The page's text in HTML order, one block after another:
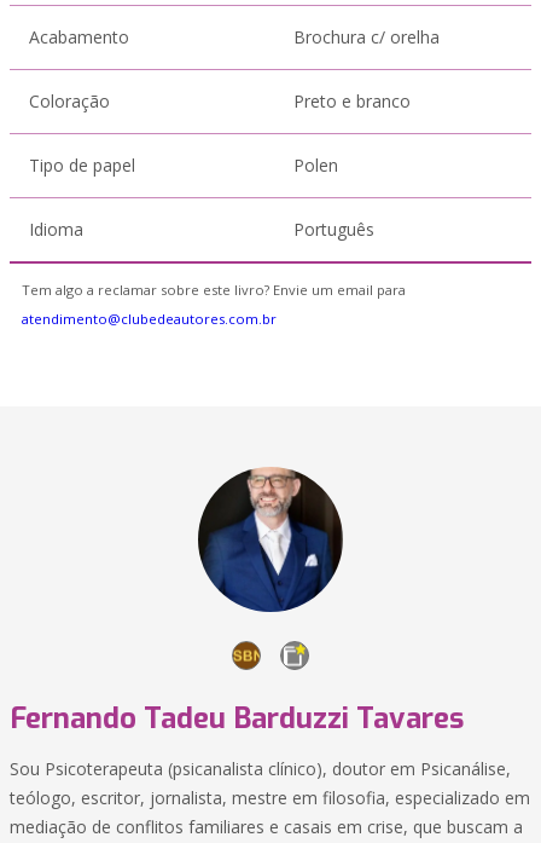
Acabamento Brochura c/ orelha
Coloração Preto e branco
Tipo de papel Polen
Idioma Português
Tem algo a reclamar sobre este livro? Envie um email para
atendimento@clubedeautores.com.br
Fernando Tadeu Barduzzi Tavares
Sou Psicoterapeuta (psicanalista clínico), doutor em Psicanálise,
teólogo, escritor, jornalista, mestre em filosofia, especializado em
mediação de conflitos familiares e casais em crise, que buscam a